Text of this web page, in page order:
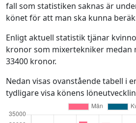
fall som statistiken saknas är
könet för att man ska kunna
Enligt aktuell statistik tjänar
kronor som mixertekniker medan
33400 kronor.
Nedan visas ovanstående tabell i
tydligare visa könens